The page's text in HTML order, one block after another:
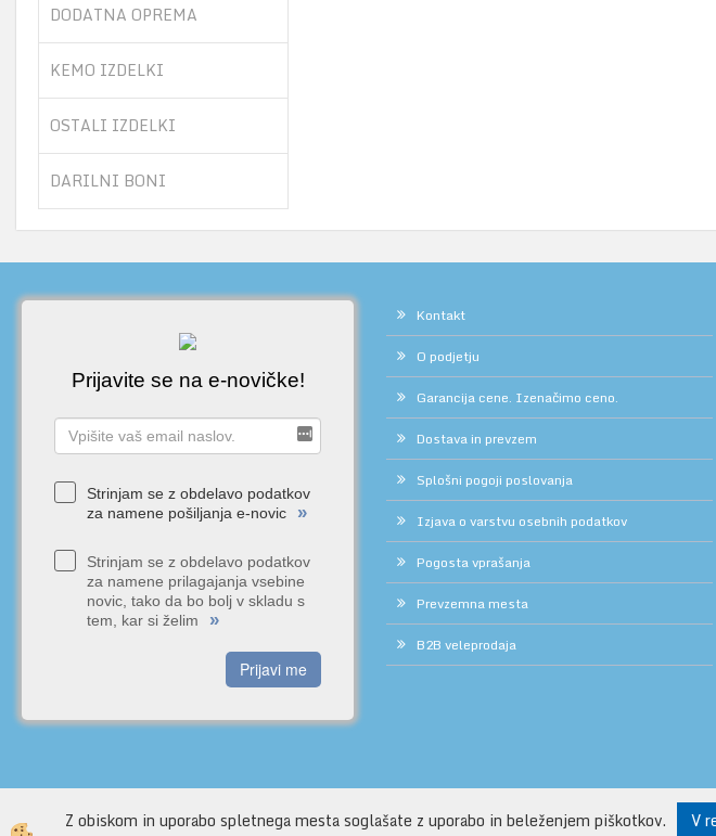
DODATNA OPREMA
KEMO IZDELKI
OSTALI IZDELKI
DARILNI BONI
Prijavite se na e-novičke!
Strinjam se z obdelavo podatkov
za namene pošiljanja e-novic
»
Strinjam se z obdelavo podatkov
za namene prilagajanja vsebine
novic, tako da bo bolj v skladu s
tem, kar si želim
»
Prijavi me
Kontakt
O podjetju
Garancija cene. Izenačimo ceno.
Dostava in prevzem
Splošni pogoji poslovanja
Izjava o varstvu osebnih podatkov
Pogosta vprašanja
Prevzemna mesta
B2B veleprodaja
Z obiskom in uporabo spletnega mesta soglašate z uporabo in beleženjem piškotkov. V